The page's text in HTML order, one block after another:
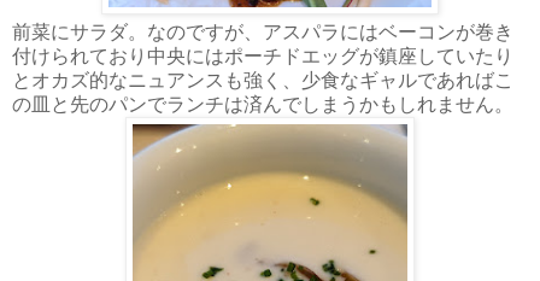
前菜にサラダ。なのですが、アスパラにはベーコンが巻き
付けられており中央にはポーチドエッグが鎮座していたり
とオカズ的なニュアンスも強く、少食なギャルであればこ
の皿と先のパンでランチは済んでしまうかもしれません。